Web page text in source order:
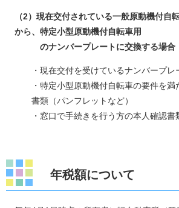
（2）現在交付されている一般原動機付自
から、特定小型原動機付自転車用
のナンバープレートに交換する場合
・現在交付を受けているナンバープレ
・特定小型原動機付自転車の要件を
書類（パンフレットなど）
・窓口で手続きを行う方の本人確認書
年税額について